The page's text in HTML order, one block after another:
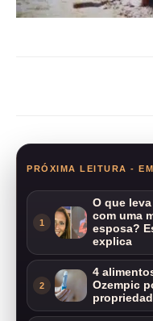
PRÓXIMA LEITURA -
1
O que
com uma
esposa?
explica
2
4
Ozempic